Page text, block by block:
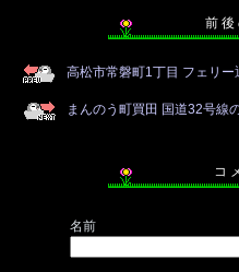
前 後
高松市常磐町1丁目 フェリー
まんのう町買田 国道32号線
コ
名前